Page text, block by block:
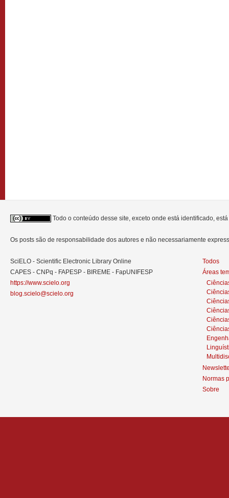
Todo o conteúdo desse site, exceto onde está identificado,
Os posts são de responsabilidade dos autores e não necessariamente
SciELO - Scientific Electronic Library Online
CAPES - CNPq - FAPESP - BIREME - FapUNIFESP
https://www.scielo.org
blog.scielo@scielo.org
Todos
Áreas
Normas
Sobre